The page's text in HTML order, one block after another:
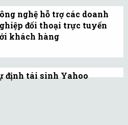
chỉ phục vụ mà
phản ánh phong
cách và nhu cầu riêng
người dùng.
nghệ hỗ trợ các doanh
đối thoại trực tuyến
khách hàng
trong hành trình xây
định tái sinh Yahoo